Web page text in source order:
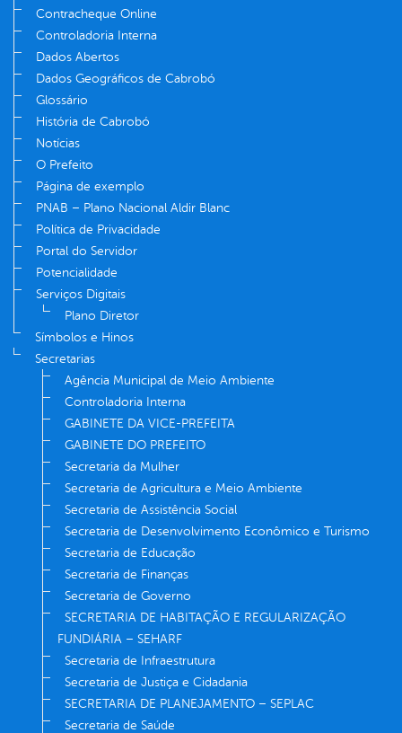
Contracheque Online
Controladoria Interna
Dados Abertos
Dados Geográficos de Cabrobó
Glossário
História de Cabrobó
Notícias
O Prefeito
Página de exemplo
PNAB – Plano Nacional Aldir Blanc
Política de Privacidade
Portal do Servidor
Potencialidade
Serviços Digitais
Plano Diretor
Símbolos e Hinos
Secretarias
Agência Municipal de Meio Ambiente
Controladoria Interna
GABINETE DA VICE-PREFEITA
GABINETE DO PREFEITO
Secretaria da Mulher
Secretaria de Agricultura e Meio Ambiente
Secretaria de Assistência Social
Secretaria de Desenvolvimento Econômico e Turismo
Secretaria de Educação
Secretaria de Finanças
Secretaria de Governo
SECRETARIA DE HABITAÇÃO E REGULARIZAÇÃO
FUNDIÁRIA – SEHARF
Secretaria de Infraestrutura
Secretaria de Justiça e Cidadania
SECRETARIA DE PLANEJAMENTO – SEPLAC
Secretaria de Saúde